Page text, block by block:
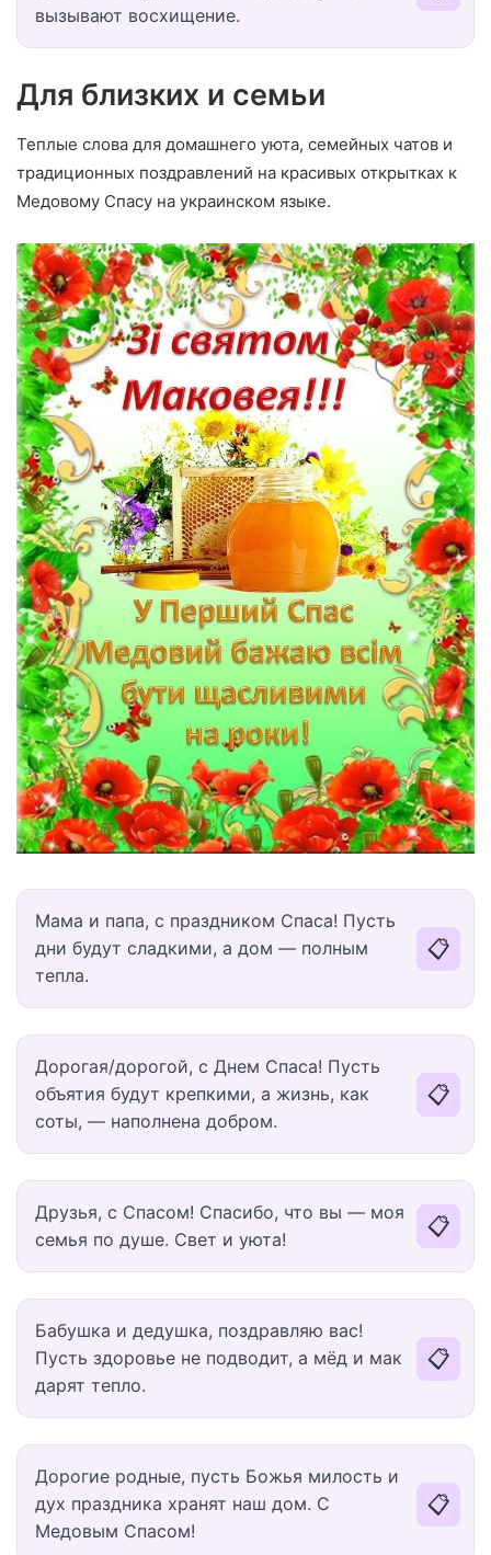
вызывают восхищение.
Для близких и семьи
Теплые слова для домашнего уюта, семейных чатов и
традиционных поздравлений на красивых открытках к
Медовому Спасу на украинском языке.
Мама и папа, с праздником Спаса! Пусть
дни будут сладкими, а дом — полным
тепла.
📋
Дорогая/дорогой, с Днем Спаса! Пусть
объятия будут крепкими, а жизнь, как
соты, — наполнена добром.
📋
Друзья, с Спасом! Спасибо, что вы — моя
семья по душе. Свет и уюта!
📋
Бабушка и дедушка, поздравляю вас!
Пусть здоровье не подводит, а мёд и мак
дарят тепло.
📋
Дорогие родные, пусть Божья милость и
дух праздника хранят наш дом. С
Медовым Спасом!
📋